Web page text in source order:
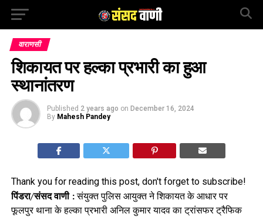
वाराणसी
शिकायत पर हल्का प्रभारी का हुआ
स्थानांतरण
Published 2 years ago on December 16, 2024
By Mahesh Pandey
Thank you for reading this post, don't forget to subscribe!
पिंडरा/संसद वाणी :संयुक्त पुलिस आयुक्त ने शिकायत के आधार पर
फूलपुर थाना के हल्का प्रभारी अनिल कुमार यादव का ट्रांसफर ट्रैफिक